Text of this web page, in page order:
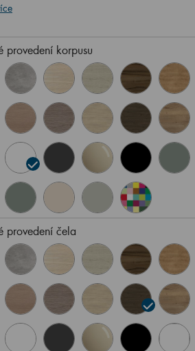
provedení korpusu
provedení čela